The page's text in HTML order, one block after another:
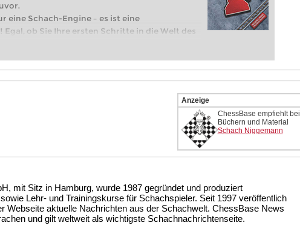
eine Schach-Engine – es ist eine
ob Sie Ihre ersten Schritte in die Welt des
oder bereits auf Turnierniveau spielen: Mit
Anzeige
ChessBase empfiehlt bei
Büchern und Material
Schach Niggemann
mit Sitz in Hamburg, wurde 1987 gegründet und produziert
Lehr- und Trainingskurse für Schachspieler. Seit 1997 veröffentlich
Webseite aktuelle Nachrichten aus der Schachwelt. ChessBase News
und gilt weltweit als wichtigste Schachnachrichtenseite.